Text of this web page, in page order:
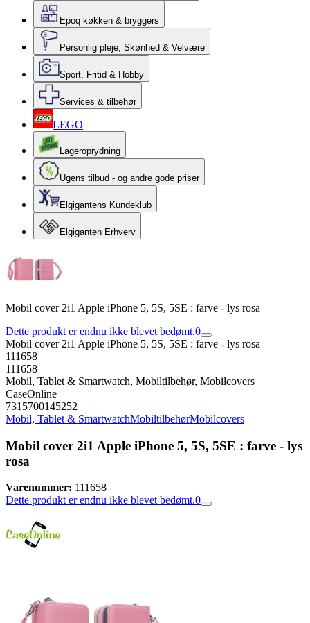
Epoq køkken & bryggers
Personlig pleje, Skønhed & Velvære
Sport, Fritid & Hobby
Services & tilbehør
LEGO
Lageroprydning
Ugens tilbud - og andre gode priser
Elgigantens Kundeklub
Elgiganten Erhverv
Mobil cover 2i1 Apple iPhone 5, 5S, 5SE : farve - lys rosa
Dette produkt er endnu ikke blevet bedømt.0
Mobil cover 2i1 Apple iPhone 5, 5S, 5SE : farve - lys rosa
111658
111658
Mobil, Tablet & Smartwatch, Mobiltilbehør, Mobilcovers
CaseOnline
7315700145252
Mobil, Tablet & SmartwatchMobiltilbehørMobilcovers
Mobil cover 2i1 Apple iPhone 5, 5S, 5SE : farve - lys
rosa
Varenummer: 111658
Dette produkt er endnu ikke blevet bedømt.0